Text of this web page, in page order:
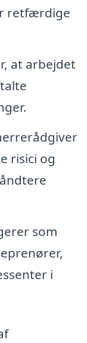
retfærdige
at arbejdet
risici og
som
i